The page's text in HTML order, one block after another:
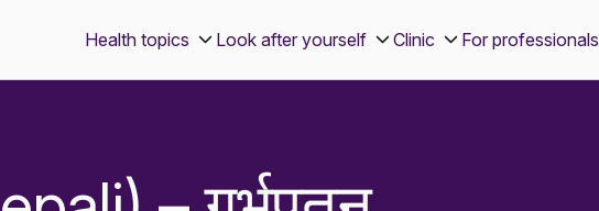
Health topics Look after yourself Clinic For professionals